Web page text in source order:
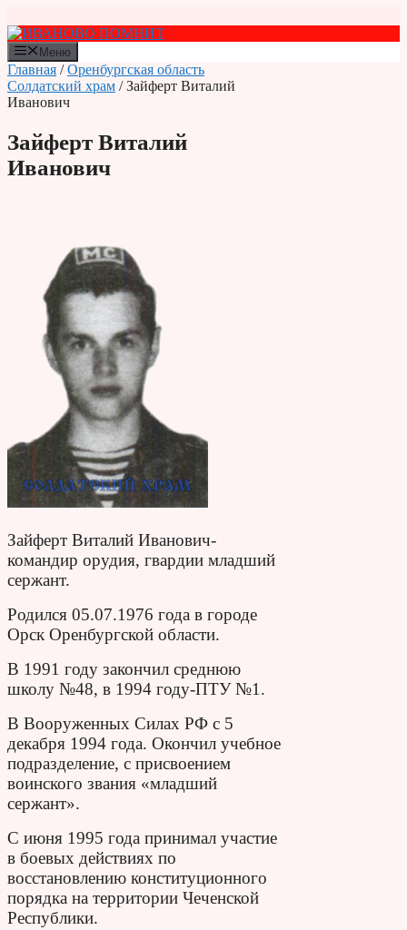
к
содержимому
Меню
Главная /Оренбургская область
Солдатский храм / Зайферт Виталий
Иванович
Зайферт Виталий
Иванович
Зайферт Виталий Иванович-
командир орудия, гвардии младший
сержант.
Родился 05.07.1976 года в городе
Орск Оренбургской области.
В 1991 году закончил среднюю
школу №48, в 1994 году-ПТУ №1.
В Вооруженных Силах РФ с 5
декабря 1994 года. Окончил учебное
подразделение, с присвоением
воинского звания «младший
сержант».
С июня 1995 года принимал участие
в боевых действиях по
восстановлению конституционного
порядка на территории Чеченской
Республики.